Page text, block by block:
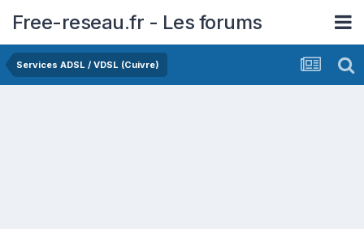
Free-reseau.fr - Les forums
Services ADSL / VDSL (Cuivre)